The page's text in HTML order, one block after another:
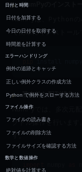
日付と時間
日付を加算する
今日の日付を取得する
時間差を計算する
エラーハンドリング
例外の追跡とキャッチ
正しい例外クラスの作成方法
Python で例外をスローする方法
ファイル操作
ファイルの読み書き
ファイルの削除方法
ファイルサイズを確認する方法
数学と数値操作
絶対値を計算する
NumPyのインストー
NumPyは、
て簡単にインストール
基本的な配列操作
NumPyでは、多次元配
クトル操作を行いま
す。